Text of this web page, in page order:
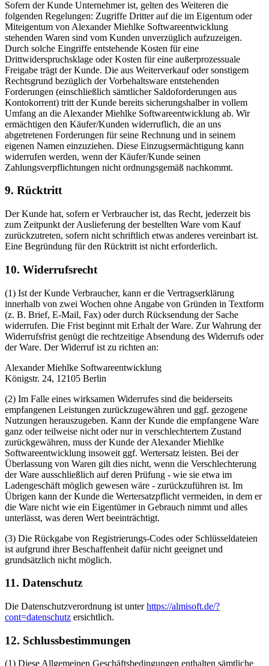
Sofern der Kunde Unternehmer ist, gelten des Weiteren die
folgenden Regelungen: Zugriffe Dritter auf die im Eigentum oder
Miteigentum von Alexander Miehlke Softwareentwicklung
stehenden Waren sind vom Kunden unverzüglich aufzuzeigen.
Durch solche Eingriffe entstehende Kosten für eine
Drittwiderspruchsklage oder Kosten für eine außerprozessuale
Freigabe trägt der Kunde. Die aus Weiterverkauf oder sonstigem
Rechtsgrund bezüglich der Vorbehaltsware entstehenden
Forderungen (einschließlich sämtlicher Saldoforderungen aus
Kontokorrent) tritt der Kunde bereits sicherungshalber in vollem
Umfang an die Alexander Miehlke Softwareentwicklung ab. Wir
ermächtigen den Käufer/Kunden widerruflich, die an uns
abgetretenen Forderungen für seine Rechnung und in seinem
eigenen Namen einzuziehen. Diese Einzugsermächtigung kann
widerrufen werden, wenn der Käufer/Kunde seinen
Zahlungsverpflichtungen nicht ordnungsgemäß nachkommt.
9. Rücktritt
Der Kunde hat, sofern er Verbraucher ist, das Recht, jederzeit bis
zum Zeitpunkt der Auslieferung der bestellten Ware vom Kauf
zurückzutreten, sofern nicht schriftlich etwas anderes vereinbart ist.
Eine Begründung für den Rücktritt ist nicht erforderlich.
10. Widerrufsrecht
(1) Ist der Kunde Verbraucher, kann er die Vertragserklärung
innerhalb von zwei Wochen ohne Angabe von Gründen in Textform
(z. B. Brief, E-Mail, Fax) oder durch Rücksendung der Sache
widerrufen. Die Frist beginnt mit Erhalt der Ware. Zur Wahrung der
Widerrufsfrist genügt die rechtzeitige Absendung des Widerrufs oder
der Ware. Der Widerruf ist zu richten an:
Alexander Miehlke Softwareentwicklung
Königstr. 24, 12105 Berlin
(2) Im Falle eines wirksamen Widerrufes sind die beiderseits
empfangenen Leistungen zurückzugewähren und ggf. gezogene
Nutzungen herauszugeben. Kann der Kunde die empfangene Ware
ganz oder teilweise nicht oder nur in verschlechtertem Zustand
zurückgewähren, muss der Kunde der Alexander Miehlke
Softwareentwicklung insoweit ggf. Wertersatz leisten. Bei der
Überlassung von Waren gilt dies nicht, wenn die Verschlechterung
der Ware ausschließlich auf deren Prüfung - wie sie etwa im
Ladengeschäft möglich gewesen wäre - zurückzuführen ist. Im
Übrigen kann der Kunde die Wertersatzpflicht vermeiden, in dem er
die Ware nicht wie ein Eigentümer in Gebrauch nimmt und alles
unterlässt, was deren Wert beeinträchtigt.
(3) Die Rückgabe von Registrierungs-Codes oder Schlüsseldateien
ist aufgrund ihrer Beschaffenheit dafür nicht geeignet und
grundsätzlich nicht möglich.
11. Datenschutz
Die Datenschutzverordnung ist unterhttps://almisoft.de/?
cont=datenschutz ersichtlich.
12. Schlussbestimmungen
(1) Diese Allgemeinen Geschäftsbedingungen enthalten sämtliche